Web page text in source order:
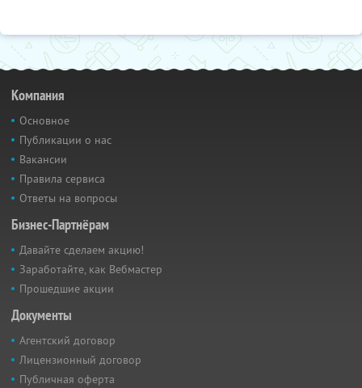
Компания
Основное
Публикации о нас
Вакансии
Правила сервиса
Ответы на вопросы
Бизнес-Партнёрам
Давайте сделаем акцию!
Заработайте, как Вебмастер
Прошедшие акции
Документы
Агентский договор
Лицензионный договор
Публичная оферта